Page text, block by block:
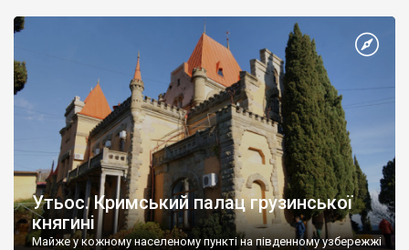
Утьос. Кримський палац грузинської
княгині
Майже у кожному населеному пункті на південному узбережжі